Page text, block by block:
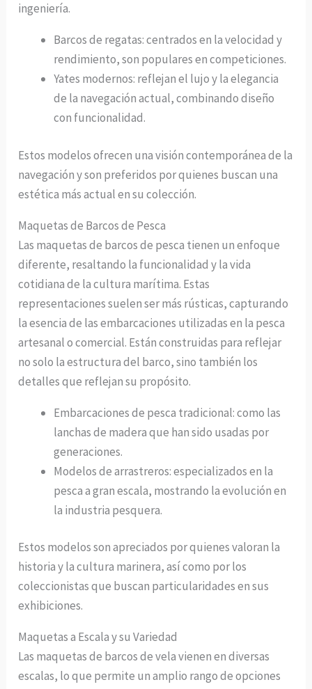
ingeniería.
Barcos de regatas: centrados en la velocidad y
rendimiento, son populares en competiciones.
Yates modernos: reflejan el lujo y la elegancia
de la navegación actual, combinando diseño
con funcionalidad.
Estos modelos ofrecen una visión contemporánea de la
navegación y son preferidos por quienes buscan una
estética más actual en su colección.
Maquetas de Barcos de Pesca
Las maquetas de barcos de pesca tienen un enfoque
diferente, resaltando la funcionalidad y la vida
cotidiana de la cultura marítima. Estas
representaciones suelen ser más rústicas, capturando
la esencia de las embarcaciones utilizadas en la pesca
artesanal o comercial. Están construidas para reflejar
no solo la estructura del barco, sino también los
detalles que reflejan su propósito.
Embarcaciones de pesca tradicional: como las
lanchas de madera que han sido usadas por
generaciones.
Modelos de arrastreros: especializados en la
pesca a gran escala, mostrando la evolución en
la industria pesquera.
Estos modelos son apreciados por quienes valoran la
historia y la cultura marinera, así como por los
coleccionistas que buscan particularidades en sus
exhibiciones.
Maquetas a Escala y su Variedad
Las maquetas de barcos de vela vienen en diversas
escalas, lo que permite un amplio rango de opciones